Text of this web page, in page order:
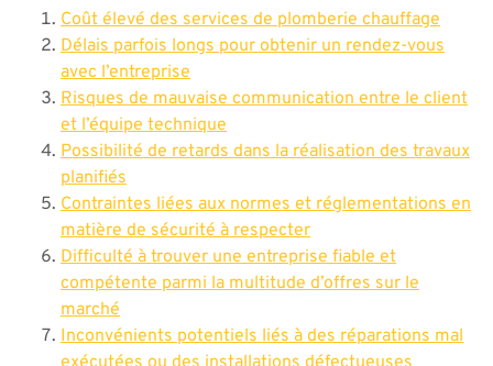
Coût élevé des services de plomberie chauffage
Délais parfois longs pour obtenir un rendez-vous
avec l’entreprise
Risques de mauvaise communication entre le client
et l’équipe technique
Possibilité de retards dans la réalisation des travaux
planifiés
Contraintes liées aux normes et réglementations en
matière de sécurité à respecter
Difficulté à trouver une entreprise fiable et
compétente parmi la multitude d’offres sur le
marché
Inconvénients potentiels liés à des réparations mal